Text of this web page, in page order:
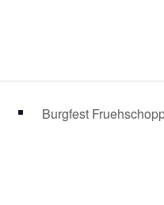
Burgfest